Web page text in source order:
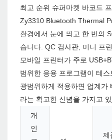
최고 순위 슈퍼마켓 바코드
Zy3310 Bluetooth Thermal
환경에서 눈에 띄고 한 번의
습니다. QC 검사관, 미니 프
모바일 프린터가 주로
범위한 응용 프로그램이 테
광범위하게 적용하면 업계가
라는 확고한 신념을 가지고
개
인
제